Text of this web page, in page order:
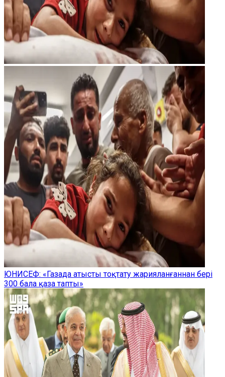
ЮНИСЕФ: «Газада атысты тоқтату жарияланғаннан бері
300 бала қаза тапты»